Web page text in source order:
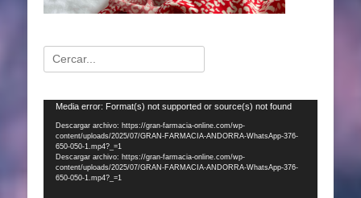
Buscar:
Reproductor
vídeo
Media error: Format(s) not supported or source(s) not found
Descargar archivo: https://gran-farmacia-online.com/wp-
content/uploads/2025/07/GRAN-FARMACIA-ANDORRA-WhatsApp-376-
650-050-1.mp4?_=1
Descargar archivo: https://gran-farmacia-online.com/wp-
content/uploads/2025/07/GRAN-FARMACIA-ANDORRA-WhatsApp-376-
650-050-1.mp4?_=1